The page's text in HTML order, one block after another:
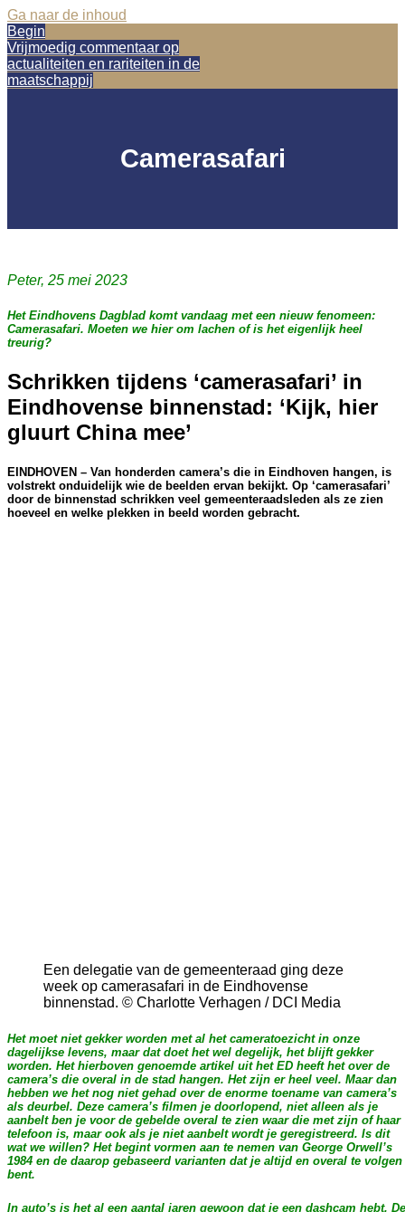
Ga naar de inhoud
Begin
Vrijmoedig commentaar op
actualiteiten en rariteiten in de
maatschappij
Camerasafari
Peter, 25 mei 2023
Het Eindhovens Dagblad komt vandaag met een nieuw fenomeen:
Camerasafari. Moeten we hier om lachen of is het eigenlijk heel
treurig?
Schrikken tijdens ‘camerasafari’ in
Eindhovense binnenstad: ‘Kijk, hier
gluurt China mee’
EINDHOVEN – Van honderden camera’s die in Eindhoven hangen, is
volstrekt onduidelijk wie de beelden ervan bekijkt. Op ‘camerasafari’
door de binnenstad schrikken veel gemeenteraadsleden als ze zien
hoeveel en welke plekken in beeld worden gebracht.
Een delegatie van de gemeenteraad ging deze
week op camerasafari in de Eindhovense
binnenstad. © Charlotte Verhagen / DCI Media
Het moet niet gekker worden met al het cameratoezicht in onze
dagelijkse levens, maar dat doet het wel degelijk, het blijft gekker
worden. Het hierboven genoemde artikel uit het ED heeft het over de
camera’s die overal in de stad hangen. Het zijn er heel veel. Maar dan
hebben we het nog niet gehad over de enorme toename van camera’s
als deurbel. Deze camera’s filmen je doorlopend, niet alleen als je
aanbelt ben je voor de gebelde overal te zien waar die met zijn of haar
telefoon is, maar ook als je niet aanbelt wordt je geregistreerd. Is dit
wat we willen? Het begint vormen aan te nemen van George Orwell’s
1984 en de daarop gebaseerd varianten dat je altijd en overal te volgen
bent.
In auto’s is het al een aantal jaren gewoon dat je een dashcam hebt. De